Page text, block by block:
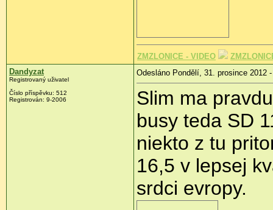
ZMZLONICE - VIDEO
Dandyzat
Registrovaný uživatel
Číslo příspěvku: 512
Registrován: 9-2006
Odesláno Pondělí, 31. prosince 2012 -
Slim ma
busy teda SD
niekto z tu
16,5 v lepsej
srdci evropy.